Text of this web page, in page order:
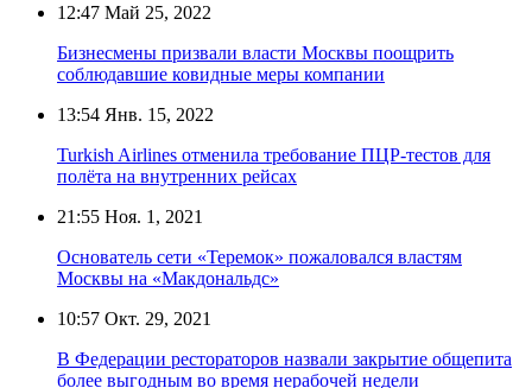
12:47 Май 25, 2022
Бизнесмены призвали власти Москвы поощрить
соблюдавшие ковидные меры компании
13:54 Янв. 15, 2022
Turkish Airlines отменила требование ПЦР-тестов для
полёта на внутренних рейсах
21:55 Ноя. 1, 2021
Основатель сети «Теремок» пожаловался властям
Москвы на «Макдональдс»
10:57 Окт. 29, 2021
В Федерации рестораторов назвали закрытие общепита
более выгодным во время нерабочей недели